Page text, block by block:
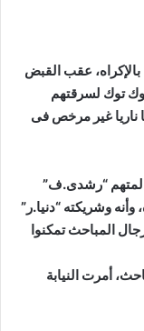
عقب القبض
توك لسرقتهم
ناريا غير مرخص فى
“رشدى.ف”
وشريكته “دنيا.ر”
المباحث تمكنوا
أمرت النيابة